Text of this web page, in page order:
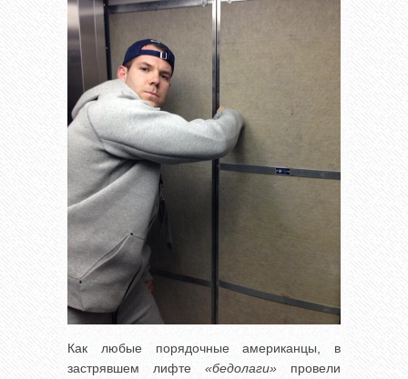
Как любые порядочные американцы, в
застрявшем лифте «бедолаги» провели